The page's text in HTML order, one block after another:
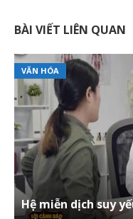
BÀI VIẾT LIÊN QUAN
VĂN HÓA
Hệ miễn dịch suy